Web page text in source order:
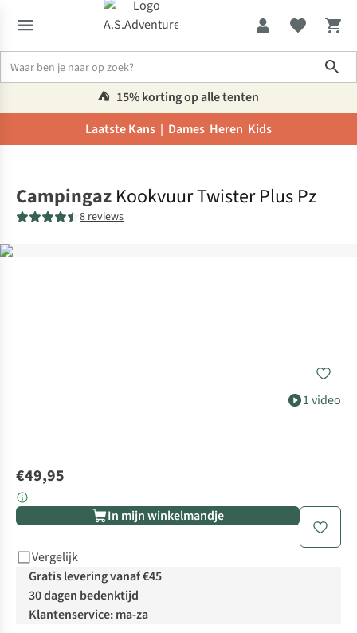
⛺️ 15% korting op alle tenten
Laatste Kans | Dames Heren Kids
1 video
Campingaz Kookvuur Twister Plus Pz
8 reviews
€49,95
In mijn winkelmandje
Vergelijk
Gratis levering vanaf €45
30 dagen bedenktijd
Klantenservice: ma-za